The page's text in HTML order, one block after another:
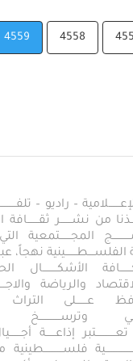
4558
4559
– راديو –
من نشـــــــر
نهجاً، عبر
الأشكـــــــــال
والرياضة
عـــــــلى
وترســـــــــــــخ
إذاعــــــة أجـــــــيال
فلســــــــــــطينية